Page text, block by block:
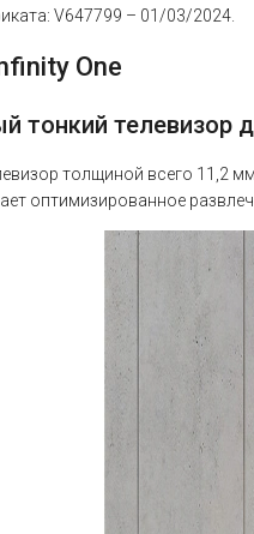
V647799 – 01/03/2024.
One
тонкий телевизор
толщиной всего 11,2
оптимизированное